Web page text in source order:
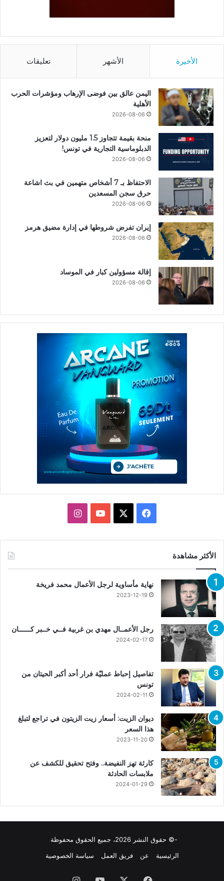
الأخيرة الأشهر تعليقات
اليمن عالق بين فوضى الإرهاب ومؤشرات الحرب
الأهلية
2026-08-06
منحة بقيمة تتجاوز 1.5 مليون دولار لتعزيز
الدبلوماسية التجارية في تونس!
2026-08-06
الاحتفاظ بـ 7 أشخاص متهمين في بث اشاعة
حرق سجن المسعدين
2026-08-06
إيران تفرض شروطها في إدارة مضيق هرمز
2026-08-06
إقالة مسؤولين كبار في الموساد
2026-08-06
فيسبوك يوتيوبانستقرام
الأكثر مشاهدة
نهاية مأساوية لرجل الأعمال محمد فريخة
2023-12-19
رجل الأعمــال مهدي بن غربية فــي خــبر كــــــان
2024-02-17
تفاصيل إحباط عمليّة فرار أحد أكبر الحيتان من
تونس
2024-02-11
ديوان الزيت: أسعار زيت الزيتون في تراجع لتبلغ
هذا السعر
2023-11-20
كارثة تهز النفيضة.. وفتح تحقيق للكشف عن
ملابسات الحادثة
2024-01-29
-© حقوق النشر 2026، جميع الحقوق محفوظة
الرئيسية
عن فريق العمل سياسة الخصوصية